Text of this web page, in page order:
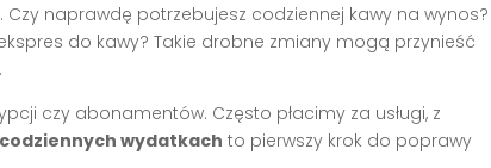
naprawdę potrzebujesz codziennej kawy na wynos?
do kawy? Takie drobne zmiany mogą przynieść
czy abonamentów. Często płacimy za usługi, z
wydatkach to pierwszy krok do poprawy